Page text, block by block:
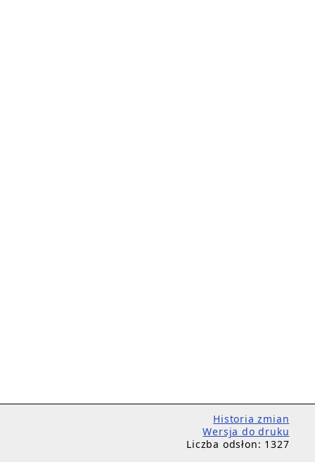
Historia zmian
Wersja do druku
Liczba odsłon: 1327